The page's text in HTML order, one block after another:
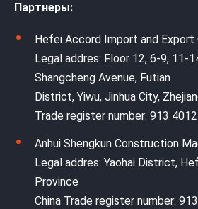
Партнеры:
Hefei Accord Import and Export
Legal addres: Floor 12, 6-9, 11-
Shangcheng Avenue, Futian
District, Yiwu, Jinhua City,
Trade register number: 913
Anhui Shengkun Construction
Legal addres: Yaohai District,
Province
China Trade register number: